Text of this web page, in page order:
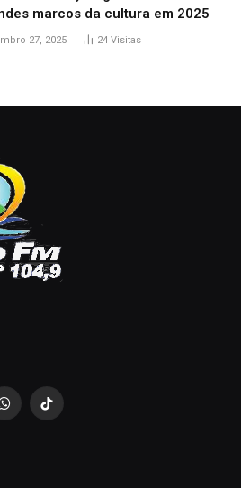
marcos da cultura em 2025
27, 2025 24 Visitas
WhatsAppTikTok